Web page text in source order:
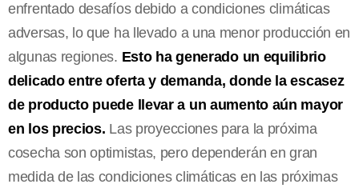
enfrentado desafíos debido a condiciones climáticas
adversas, lo que ha llevado a una menor producción en
algunas regiones. Esto ha generado un equilibrio
delicado entre oferta y demanda, donde la escasez
de producto puede llevar a un aumento aún mayor
en los precios. Las proyecciones para la próxima
cosecha son optimistas, pero dependerán en gran
medida de las condiciones climáticas en las próximas